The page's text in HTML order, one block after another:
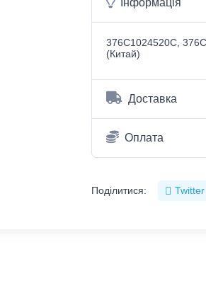
Інформація
376C1024520C,
(Китай)
Доставка
Оплата
Поділитися: Twitter